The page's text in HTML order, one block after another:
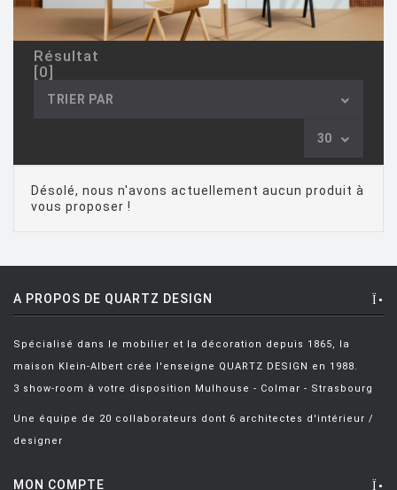
ASTORI Miki [1]
AULENTI Gae [4]
AULENTI GAE / CASTIGLIONI PIERO
BALDESSARI & BALDESSARI
BAOBAB COLLECTION [1]
BARBER E. & OSGERBY J.
BARBIERI Raul
BARBIERI ET MARIANELLI [7]
BARCELLA Angelo
Résultat
[0]
TRIER PAR
30
Désolé, nous n'avons actuellement aucun produit à
vous proposer !
A PROPOS DE QUARTZ DESIGN
Spécialisé dans le mobilier et la décoration depuis 1865, la
maison Klein-Albert crée l'enseigne QUARTZ DESIGN en 1988.
3 show-room à votre disposition Mulhouse - Colmar - Strasbourg
Une équipe de 20 collaborateurs dont 6 architectes d'intérieur /
designer
MON COMPTE